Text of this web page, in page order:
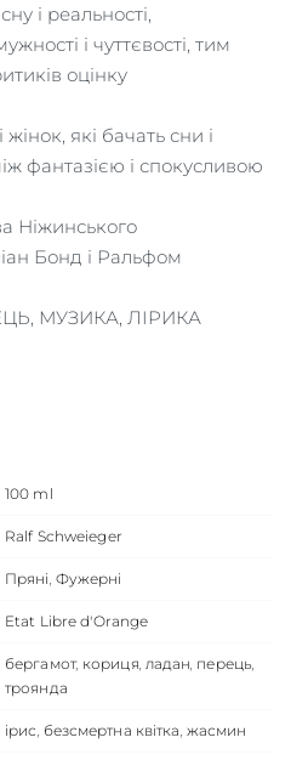
і реальності,
і чуттєвості, тим
оцінку
які бачать сни і
фантазією і спокусливою
Ніжинського
Бонд і Ральфом
МУЗИКА, ЛІРИКА
100 ml
Ralf Schweieger
Пряні Фужерні
Etat Libre d'Orange
бергамот, кориця ладан перець
троянда
ірис безсмертна квітка жасмин